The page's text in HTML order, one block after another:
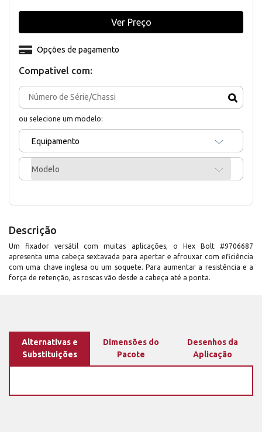
Compativel com:
ou selecione um modelo:
Equipamento
Modelo
Opções de pagamento
Ver Preço
Descrição
Um fixador versátil com muitas aplicações, o Hex Bolt #9706687
apresenta uma cabeça sextavada para apertar e afrouxar com eficiência
com uma chave inglesa ou um soquete. Para aumentar a resistência e a
força de retenção, as roscas vão desde a cabeça até a ponta.
Alternativas e
Substituições
Dimensões do
Pacote
Desenhos da
Aplicação